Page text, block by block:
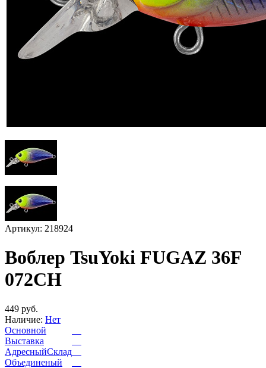
Артикул: 218924
Воблер TsuYoki FUGAZ 36F
072CH
449 руб.
Наличие: Нет
Основной
Выставка
АдресныйСклад
Объединеный